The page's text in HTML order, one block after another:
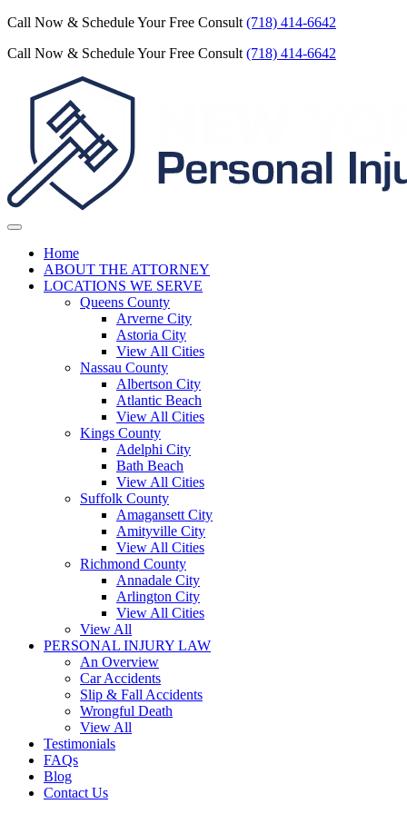
Call Now & Schedule Your Free Consult (718) 414-6642
Call Now & Schedule Your Free Consult (718) 414-6642
Home
ABOUT THE ATTORNEY
LOCATIONS WE SERVE
Queens County
Arverne City
Astoria City
View All Cities
Nassau County
Albertson City
Atlantic Beach
View All Cities
Kings County
Adelphi City
Bath Beach
View All Cities
Suffolk County
Amagansett City
Amityville City
View All Cities
Richmond County
Annadale City
Arlington City
View All Cities
View All
PERSONAL INJURY LAW
An Overview
Car Accidents
Slip & Fall Accidents
Wrongful Death
View All
Testimonials
FAQs
Blog
Contact Us